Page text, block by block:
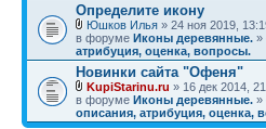
Определите икону
Юшков Илья » 24 ноя 2019,
в форуме Иконы деревянные. »
атрибуция, оценка, вопросы.
Новинки сайта "Офеня"
KupiStarinu.ru » 16 дек 2014,
в форуме Иконы деревянные. »
описания, атрибуция, оценка,